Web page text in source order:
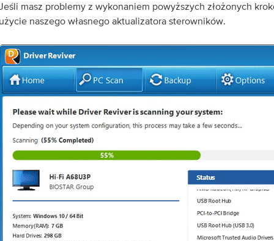
masz problemy z wykonaniem powyższych złożonych
naszego własnego aktualizatora sterowników.